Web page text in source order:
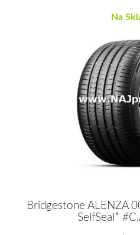
Na
Bridgestone ALENZA
SelfSeal*